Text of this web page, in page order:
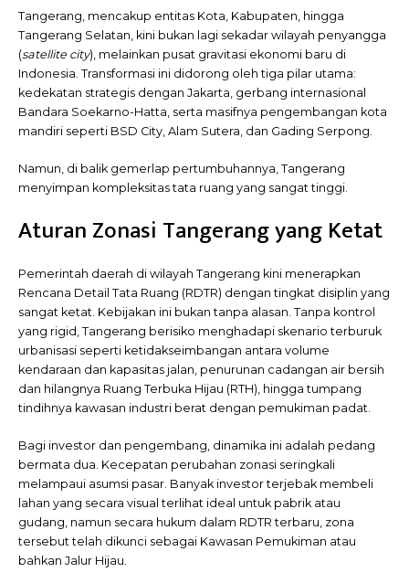
Tangerang, mencakup entitas Kota, Kabupaten, hingga
Tangerang Selatan, kini bukan lagi sekadar wilayah penyangga
(satellite city), melainkan pusat gravitasi ekonomi baru di
Indonesia. Transformasi ini didorong oleh tiga pilar utama:
kedekatan strategis dengan Jakarta, gerbang internasional
Bandara Soekarno-Hatta, serta masifnya pengembangan kota
mandiri seperti BSD City, Alam Sutera, dan Gading Serpong.
Namun, di balik gemerlap pertumbuhannya, Tangerang
menyimpan kompleksitas tata ruang yang sangat tinggi.
Aturan Zonasi Tangerang yang Ketat
Pemerintah daerah di wilayah Tangerang kini menerapkan
Rencana Detail Tata Ruang (RDTR) dengan tingkat disiplin yang
sangat ketat. Kebijakan ini bukan tanpa alasan. Tanpa kontrol
yang rigid, Tangerang berisiko menghadapi skenario terburuk
urbanisasi seperti ketidakseimbangan antara volume
kendaraan dan kapasitas jalan, penurunan cadangan air bersih
dan hilangnya Ruang Terbuka Hijau (RTH), hingga tumpang
tindihnya kawasan industri berat dengan pemukiman padat.
Bagi investor dan pengembang, dinamika ini adalah pedang
bermata dua. Kecepatan perubahan zonasi seringkali
melampaui asumsi pasar. Banyak investor terjebak membeli
lahan yang secara visual terlihat ideal untuk pabrik atau
gudang, namun secara hukum dalam RDTR terbaru, zona
tersebut telah dikunci sebagai Kawasan Pemukiman atau
bahkan Jalur Hijau.